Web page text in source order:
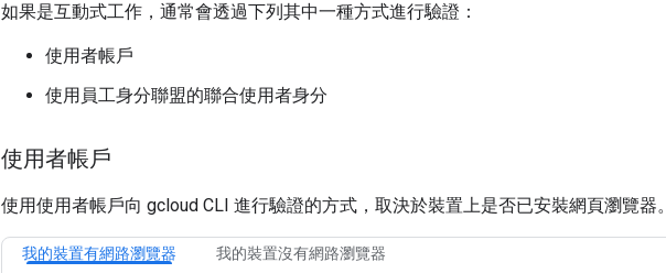
如果是互動式工作，通常會透過下列其中一種方式進行驗證：
使用者帳戶
使用員工身分聯盟的聯合使用者身分
使用者帳戶
使用使用者帳戶向 gcloud CLI 進行驗證的方式，取決於裝置上是否已安裝網頁瀏覽器。
我的裝置有網路瀏覽器 我的裝置沒有網路瀏覽器